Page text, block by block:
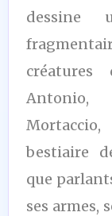
dessine
créatures
Antonio,
bestiaire
que
ses armes,